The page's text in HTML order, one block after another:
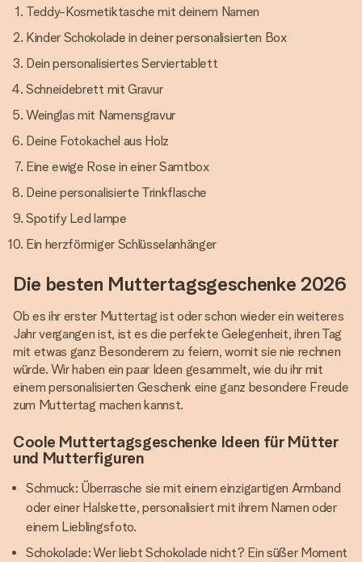
Teddy-Kosmetiktasche mit deinem Namen
Kinder Schokolade in deiner personalisierten Box
Dein personalisiertes Serviertablett
Schneidebrett mit Gravur
Weinglas mit Namensgravur
Deine Fotokachel aus Holz
Eine ewige Rose in einer Samtbox
Deine personalisierte Trinkflasche
Spotify Led lampe
Ein herzförmiger Schlüsselanhänger
Die besten Muttertagsgeschenke 2026
Ob es ihr erster Muttertag ist oder schon wieder ein weiteres
Jahr vergangen ist, ist es die perfekte Gelegenheit, ihren Tag
mit etwas ganz Besonderem zu feiern, womit sie nie rechnen
würde. Wir haben ein paar Ideen gesammelt, wie du ihr mit
einem personalisierten Geschenk eine ganz besondere Freude
zum Muttertag machen kannst.
Coole Muttertagsgeschenke Ideen für Mütter
und Mutterfiguren
Schmuck: Überrasche sie mit einem einzigartigen Armband
oder einer Halskette, personalisiert mit ihrem Namen oder
einem Lieblingsfoto.
Schokolade: Wer liebt Schokolade nicht? Ein süßer Moment